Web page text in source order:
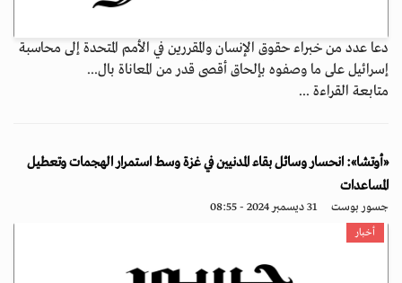
دعا عدد من خبراء حقوق الإنسان والمقررين في الأمم المتحدة إلى محاسبة
إسرائيل على ما وصفوه بإلحاق أقصى قدر من المعاناة بال...
متابعة القراءة ...
«أوتشا»: انحسار وسائل بقاء المدنيين في غزة وسط استمرار الهجمات وتعطيل
المساعدات
جسور بوست 31 ديسمبر 2024 - 08:55
أخبار